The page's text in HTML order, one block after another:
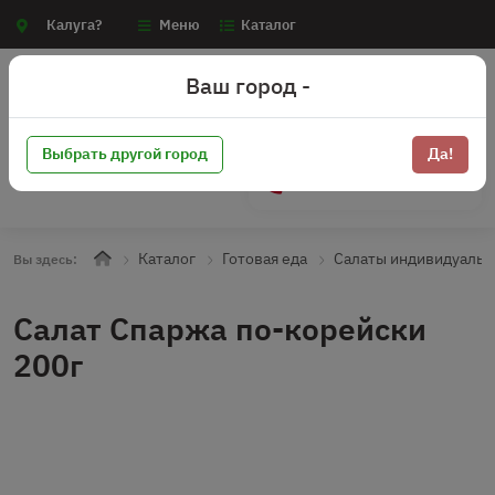
Калуга? Меню Каталог
Вы здесь: Каталог Готовая еда Салаты
Салат Спаржа по-корейски
200г
Ваш город -
Выбрать другой город Да!